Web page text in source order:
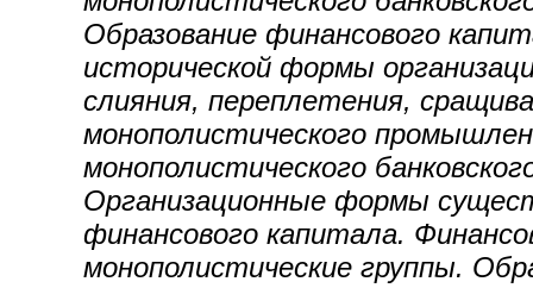
Образование финансового
исторической формы
слияния, переплетения,
монополистического
монополистического
Организационные формы
финансового капитала.
монополистические группы.